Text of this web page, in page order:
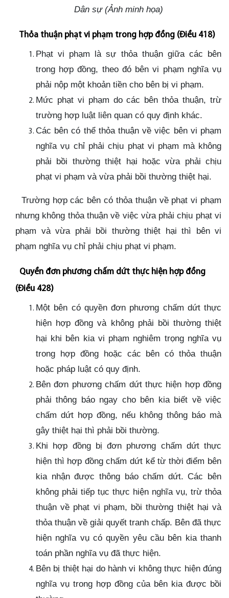
Dân sự (Ảnh minh họa)
Thỏa thuận phạt vi phạm trong hợp đồng (Điều 418)
Phạt vi phạm là sự thỏa thuận giữa các bên
trong hợp đồng, theo đó bên vi phạm nghĩa vụ
phải nộp một khoản tiền cho bên bị vi phạm.
Mức phạt vi phạm do các bên thỏa thuận, trừ
trường hợp luật liên quan có quy định khác.
Các bên có thể thỏa thuận về việc bên vi phạm
nghĩa vụ chỉ phải chịu phạt vi phạm mà không
phải bồi thường thiệt hại hoặc vừa phải chịu
phạt vi phạm và vừa phải bồi thường thiệt hại.
Trường hợp các bên có thỏa thuận về phạt vi phạm
nhưng không thỏa thuận về việc vừa phải chịu phạt vi
phạm và vừa phải bồi thường thiệt hại thì bên vi
phạm nghĩa vụ chỉ phải chịu phạt vi phạm.
Quyền đơn phương chấm dứt thực hiện hợp đồng
(Điều 428)
Một bên có quyền đơn phương chấm dứt thực
hiện hợp đồng và không phải bồi thường thiệt
hại khi bên kia vi phạm nghiêm trọng nghĩa vụ
trong hợp đồng hoặc các bên có thỏa thuận
hoặc pháp luật có quy định.
Bên đơn phương chấm dứt thực hiện hợp đồng
phải thông báo ngay cho bên kia biết về việc
chấm dứt hợp đồng, nếu không thông báo mà
gây thiệt hại thì phải bồi thường.
Khi hợp đồng bị đơn phương chấm dứt thực
hiện thì hợp đồng chấm dứt kể từ thời điểm bên
kia nhận được thông báo chấm dứt. Các bên
không phải tiếp tục thực hiện nghĩa vụ, trừ thỏa
thuận về phạt vi phạm, bồi thường thiệt hại và
thỏa thuận về giải quyết tranh chấp. Bên đã thực
hiện nghĩa vụ có quyền yêu cầu bên kia thanh
toán phần nghĩa vụ đã thực hiện.
Bên bị thiệt hại do hành vi không thực hiện đúng
nghĩa vụ trong hợp đồng của bên kia được bồi